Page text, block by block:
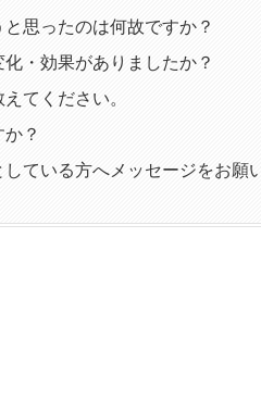
思ったのは何故ですか？
・効果がありましたか？
てください。
？
ている方へメッセージをお願